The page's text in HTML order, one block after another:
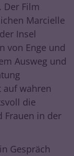
Der Film
Marcielle
Insel
von Enge und
Ausweg und
auf wahren
die
Frauen in der
Gespräch